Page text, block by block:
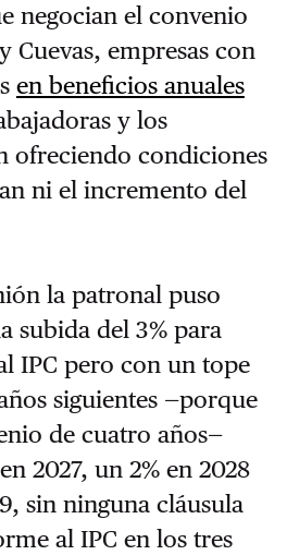
negocian el convenio
Cuevas, empresas con
en beneficios anuales
y los
ofreciendo condiciones
ni el incremento del
la patronal puso
subida del 3% para
IPC pero con un tope
siguientes —porque
de cuatro años—
2027, un 2% en 2028
sin ninguna cláusula
al IPC en los tres